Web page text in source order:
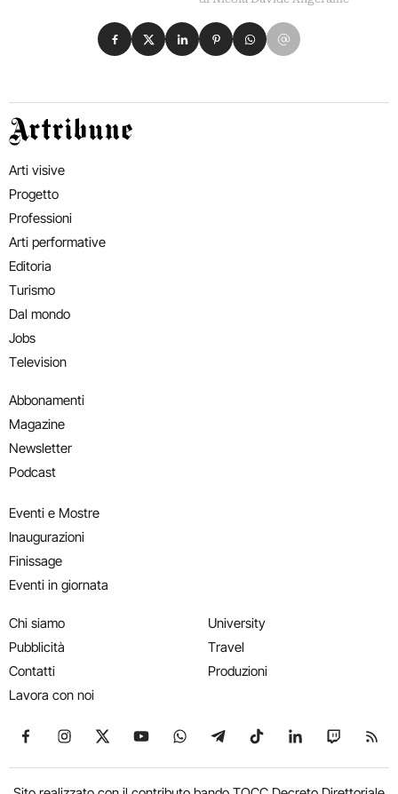
Condividi su Facebook
Condividi su X
Condividi su LinkedIn
Condividi su Pinterest
Condividi su WhatsApp
Condividi su Email
Artribune
Arti visive
Progetto
Professioni
Arti performative
Editoria
Turismo
Dal mondo
Jobs
Television
Abbonamenti
Magazine
Newsletter
Podcast
Eventi e Mostre
Inaugurazioni
Finissage
Eventi in giornata
Chi siamo
Pubblicità
Contatti
Lavora con noi
University
Travel
Produzioni
Seguici su Facebook
Seguici su Instagram
Seguici su X
Seguici su YouTube
Seguici su WhatsApp
Seguici su Telegram
Seguici su TikTok
Seguici su
Seguici